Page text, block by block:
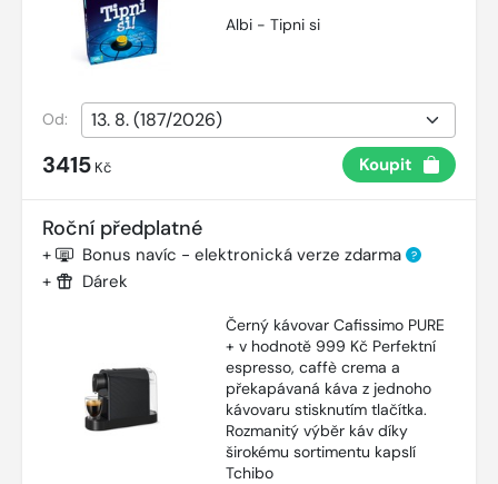
Albi - Tipni si
Od:
3415 Kč Koupit
Roční předplatné
+ Bonus navíc - elektronická verze zdarma ?
+ Dárek
Černý kávovar Cafissimo PURE
+ v hodnotě 999 Kč Perfektní
espresso, caffè crema a
překapávaná káva z jednoho
kávovaru stisknutím tlačítka.
Rozmanitý výběr káv díky
širokému sortimentu kapslí
Tchibo